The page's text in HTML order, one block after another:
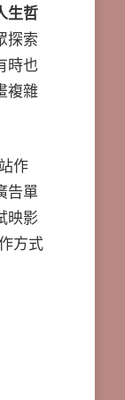
生哲
探索
時也
複雜
作
告單
映影
方式